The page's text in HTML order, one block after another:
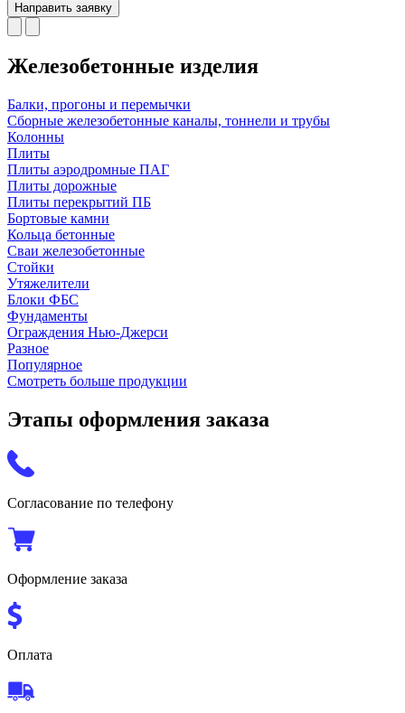
Направить заявку
Железобетонные изделия
Балки, прогоны и перемычки
Сборные железобетонные каналы, тоннели и трубы
Колонны
Плиты
Плиты аэродромные ПАГ
Плиты дорожные
Плиты перекрытий ПБ
Бортовые камни
Кольца бетонные
Сваи железобетонные
Стойки
Утяжелители
Блоки ФБС
Фундаменты
Ограждения Нью-Джерси
Разное
Популярное
Смотреть больше продукции
Этапы оформления заказа
Согласование по телефону
Оформление заказа
Оплата